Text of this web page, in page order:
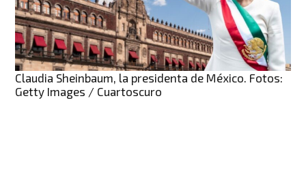
Claudia Sheinbaum, la presidenta de México. Fotos:
Getty Images / Cuartoscuro